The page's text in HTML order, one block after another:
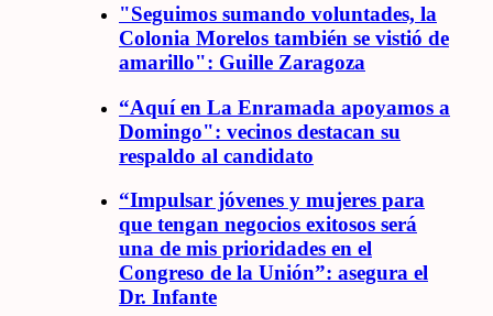
"Seguimos sumando voluntades, la
Colonia Morelos también se vistió de
amarillo": Guille Zaragoza
“Aquí en La Enramada apoyamos a
Domingo": vecinos destacan su
respaldo al candidato
“Impulsar jóvenes y mujeres para
que tengan negocios exitosos será
una de mis prioridades en el
Congreso de la Unión”: asegura el
Dr. Infante